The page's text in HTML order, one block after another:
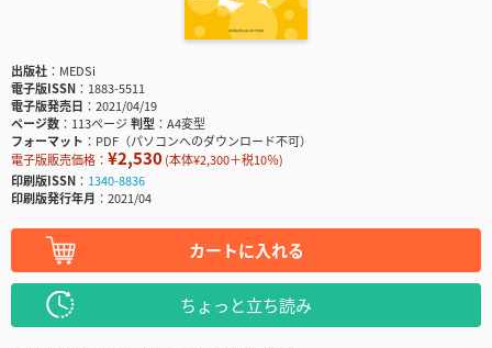
出版社
MEDSi
電子版ISSN
1883-5511
電子版発売日
2021/04/19
ページ数
113ページ判型
A4変型
フォーマット
PDF（パソコンへのダウンロード不可）
電子版販売価格： ¥2,530(本体¥2,300＋税10％)
印刷版ISSN
1340-8836
印刷版発行年月
2021/04
カートに入れる
ちょっと立ち読み